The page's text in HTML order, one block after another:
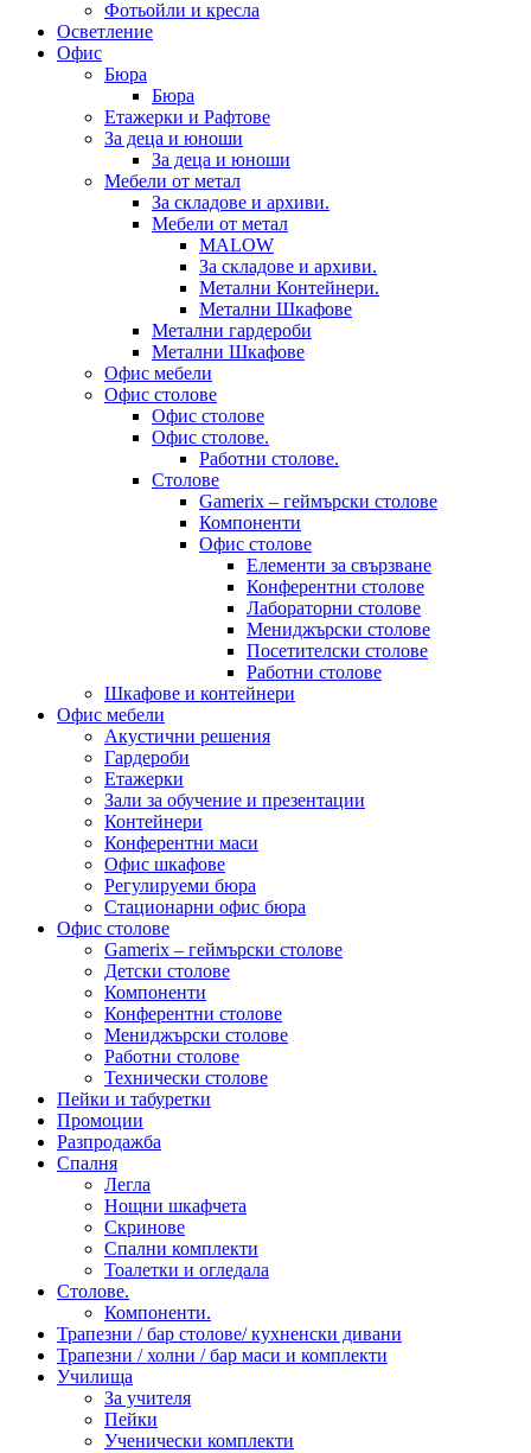
Фотьойли и кресла
Осветление
Офис
Бюра
Бюра
Етажерки и Рафтове
За деца и юноши
За деца и юноши
Мебели от метал
За складове и архиви.
Мебели от метал
MALOW
За складове и архиви.
Метални Контейнери.
Метални Шкафове
Метални гардероби
Метални Шкафове
Офис мебели
Офис столове
Офис столове
Офис столове.
Работни столове.
Столове
Gamerix – геймърски столове
Компоненти
Офис столове
Елементи за свързване
Конферентни столове
Лабораторни столове
Мениджърски столове
Посетителски столове
Работни столове
Шкафове и контейнери
Офис мебели
Акустични решения
Гардероби
Етажерки
Зали за обучение и презентации
Контейнери
Конферентни маси
Офис шкафове
Регулируеми бюра
Стационарни офис бюра
Офис столове
Gamerix – геймърски столове
Детски столове
Компоненти
Конферентни столове
Мениджърски столове
Работни столове
Технически столове
Пейки и табуретки
Промоции
Разпродажба
Спалня
Легла
Нощни шкафчета
Скринове
Спални комплекти
Тоалетки и огледала
Столове.
Компоненти.
Трапезни / бар столове/ кухненски дивани
Трапезни / холни / бар маси и комплекти
Училища
За учителя
Пейки
Ученически комплекти